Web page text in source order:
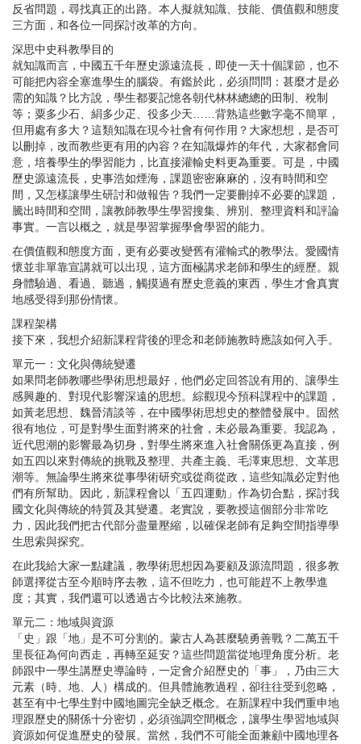
反省問題，尋找真正的出路。本人擬就知識、技能、價值觀和態度
三方面，和各位一同探討改革的方向。
深思中史科教學目的
就知識而言，中國五千年歷史源遠流長，即使一天十個課節，也不
可能把內容全塞進學生的腦袋。有鑑於此，必須問問：甚麼才是必
需的知識？比方說，學生都要記憶各朝代林林總總的田制、稅制
等；粟多少石、絹多少疋、役多少天……背熟這些數字毫不簡單，
但用處有多大？這類知識在現今社會有何作用？大家想想，是否可
以刪掉，改而教些更有用的內容？在知識爆炸的年代，大家都會同
意，培養學生的學習能力，比直接灌輸史料更為重要。可是，中國
歷史源遠流長，史事浩如煙海，課題密密麻麻的，沒有時間和空
間，又怎樣讓學生研討和做報告？我們一定要刪掉不必要的課題，
騰出時間和空間，讓教師教學生學習搜集、辨別、整理資料和評論
事實。一言以概之，就是學習掌握學會學習的能力。
在價值觀和態度方面，更有必要改變舊有灌輸式的教學法。愛國情
懷並非單靠宣講就可以出現，這方面極講求老師和學生的經歷。親
身體驗過、看過、聽過，觸摸過有歷史意義的東西，學生才會真實
地感受得到那份情懷。
課程架構
接下來，我想介紹新課程背後的理念和老師施教時應該如何入手。
單元一：文化與傳統變遷
如果問老師教哪些學術思想最好，他們必定回答說有用的、讓學生
感興趣的、對現代影響深遠的思想。綜觀現今預科課程中的課題，
如黃老思想、魏晉清談等，在中國學術思想史的整體發展中。固然
很有地位，可是對學生面對將來的社會，未必最為重要。我認為，
近代思潮的影響最為切身，對學生將來進入社會關係更為直接，例
如五四以來對傳統的挑戰及整理、共產主義、毛澤東思想、文革思
潮等。無論學生將來從事學術研究或從商從政，這些知識必定對他
們有所幫助。因此，新課程會以「五四運動」作為切合點，探討我
國文化與傳統的特質及其變遷。老實說，要教授這個部分非常吃
力，因此我們把古代部分盡量壓縮，以確保老師有足夠空間指導學
生思索與探究。
在此我給大家一點建議，教學術思想因為要顧及源流問題，很多教
師選擇從古至今順時序去教，這不但吃力，也可能趕不上教學進
度；其實，我們還可以透過古今比較法來施教。
單元二：地域與資源
「史」跟「地」是不可分割的。蒙古人為甚麼驍勇善戰？二萬五千
里長征為何向西走，再轉至延安？這些問題當從地理角度分析。老
師跟中一學生講歷史導論時，一定會介紹歷史的「事」，乃由三大
元素（時、地、人）構成的。但具體施教過程，卻往往受到忽略，
甚至有中七學生對中國地圖完全缺乏概念。在新課程中我們重申地
理跟歷史的關係十分密切，必須強調空間概念，讓學生學習地域與
資源如何促進歷史的發展。當然，我們不可能全面兼顧中國地理各